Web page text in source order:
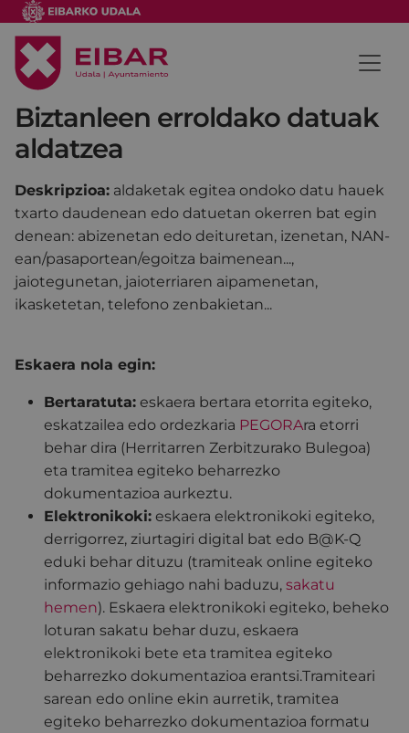
Biztanleen erroldako datuak
aldatzea
Deskripzioa: aldaketak egitea ondoko datu hauek
txarto daudenean edo datuetan okerren bat egin
denean: abizenetan edo deituretan, izenetan, NAN-
ean/pasaportean/egoitza baimenean...,
jaiotegunetan, jaioterriaren aipamenetan,
ikasketetan, telefono zenbakietan...
Eskaera nola egin:
Bertaratuta: eskaera bertara etorrita egiteko,
eskatzailea edo ordezkaria PEGORAra etorri
behar dira (Herritarren Zerbitzurako Bulegoa)
eta tramitea egiteko beharrezko
dokumentazioa aurkeztu.
Elektronikoki: eskaera elektronikoki egiteko,
derrigorrez, ziurtagiri digital bat edo B@K-Q
eduki behar dituzu (tramiteak online egiteko
informazio gehiago nahi baduzu, sakatu
hemen). Eskaera elektronikoki egiteko, beheko
loturan sakatu behar duzu, eskaera
elektronikoki bete eta tramitea egiteko
beharrezko dokumentazioa erantsi.Tramiteari
sarean edo online ekin aurretik, tramitea
egiteko beharrezko dokumentazioa formatu